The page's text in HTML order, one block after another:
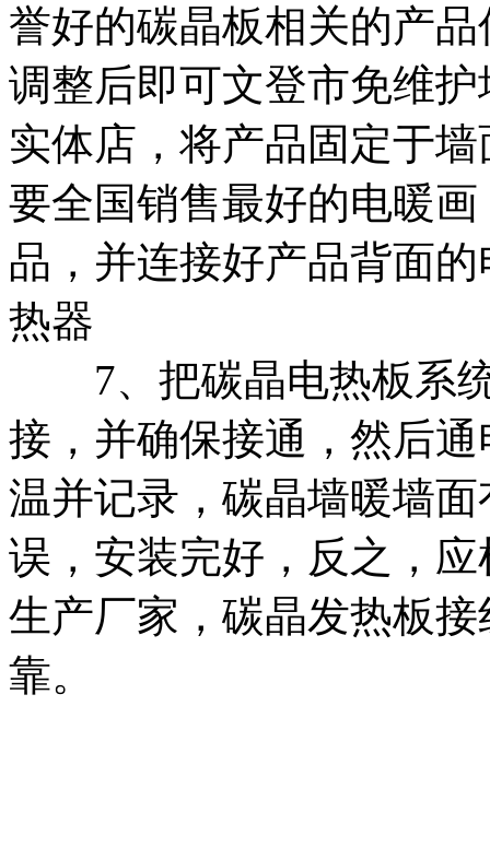
誉好的碳晶板相关的产品
调整后即可文登市免维护
实体店， 将产品固定于
要全国销售最好的电暖画
品，并连接好产品背面
热器
7、把碳晶电热板系
接，并确保接通，然后
温并记录，碳晶墙暖墙
误，安装完好，反之，
生产厂家， 碳晶发热板接
靠。